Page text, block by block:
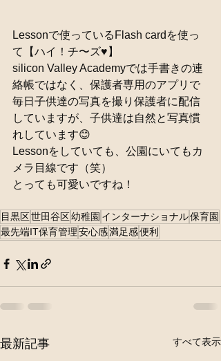
Lessonで使っているFlash cardを使っ
て【ハイ！チ〜ズ♥️】
silicon Valley Academyでは手書きの連
絡帳ではなく、保護者専用のアプリで
毎日子供達の写真を撮り保護者に配信
していますが、子供達は自然と写真慣
れしています😊
Lessonをしていても、公園にいてもカ
メラ目線です（笑）
とっても可愛いですね！
目黒区世田谷区幼稚園 インターナショナル保育園
最先端IT保育管理安心感満足感便利
最新記事 すべて表示